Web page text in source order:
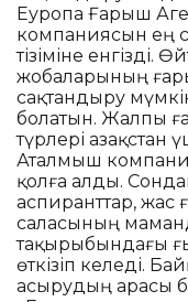
Еуропа Ғарыш
компаниясын ең
тізіміне енгізді.
жобаларының
сақтандыру
болатын. Жалпы
түрлері
Аталмыш
қолға алды.
аспиранттар,
саласының
тақырыбындағы
өткізіп келеді.
асырудың арасы